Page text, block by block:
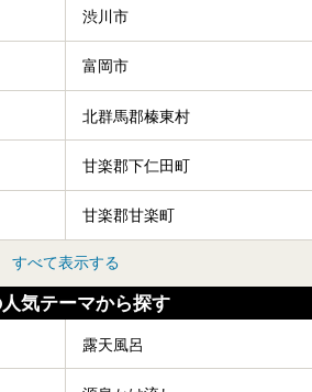
渋川市
富岡市
北群馬郡榛東村
甘楽郡下仁田町
甘楽郡甘楽町
すべて表示する
気テーマから探す
露天風呂